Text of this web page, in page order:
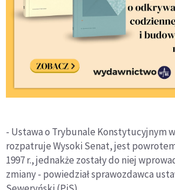
- Ustawa o Trybunale Konstytucyjnym
rozpatruje Wysoki Senat, jest
1997 r., jednakże zostały do niej
zmiany - powiedział sprawozdawca